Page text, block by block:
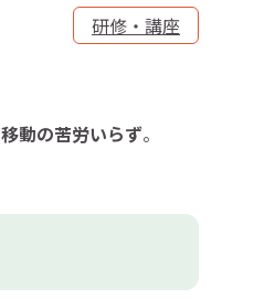
研修・講座
移動の苦労いらず。